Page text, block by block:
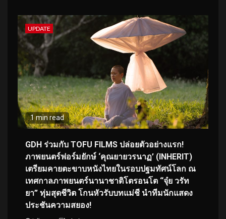
UPDATE
1 min read
GDH ร่วมกับ TOFU FILMS ปล่อยตัวอย่างแรก!
ภาพยนตร์ฟอร์มยักษ์ ‘คุณยายวรนาฏ’ (INHERIT)
เตรียมคายตะขาบหนังไทยในรอบปฐมทัศน์โลก ณ
เทศกาลภาพยนตร์นานาชาติโตรอนโต “จุ๋ย วรัท
ยา” ทุ่มสุดชีวิต โกนหัวรับบทแม่ชี นำทีมนักแสดง
ประชันความสยอง!